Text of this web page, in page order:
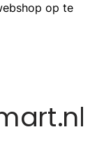
op te